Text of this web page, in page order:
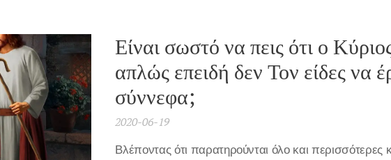
Είναι σωστό να πεις ότι ο
απλώς επειδή δεν Τον είδες να
σύννεφα;
2020-06-19
Βλέποντας ότι παρατηρούνται όλο και